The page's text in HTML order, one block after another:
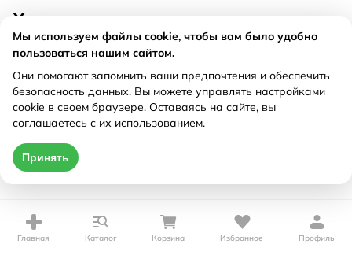
Характеристики
Рецепт
Цена действительна только при оформлении онлайн
Нет в наличии
Главная Каталог Корзина Избранное Профиль
Мы используем файлы cookie, чтобы вам было удобно
пользоваться нашим сайтом.
Они помогают запомнить ваши предпочтения и обеспечить
безопасность данных. Вы можете управлять настройками
cookie в своем браузере. Оставаясь на сайте, вы
соглашаетесь с их использованием.
Принять